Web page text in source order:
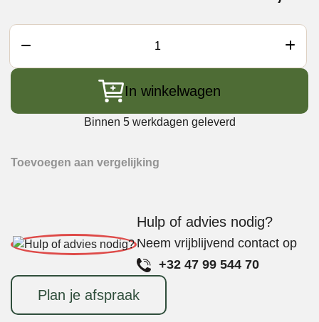
Green
aantal
In winkelwagen
Binnen 5 werkdagen geleverd
Toevoegen aan vergelijking
Hulp of advies nodig?
Neem vrijblijvend contact op
+32 47 99 544 70
Plan je afspraak